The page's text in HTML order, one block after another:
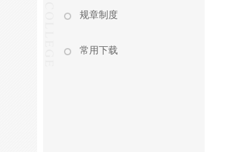
规章制度
常用下载